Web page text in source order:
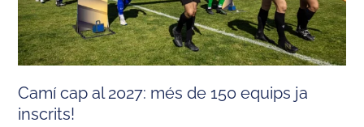
Camí cap al 2027: més de 150 equips ja
inscrits!
ja
inscrits!